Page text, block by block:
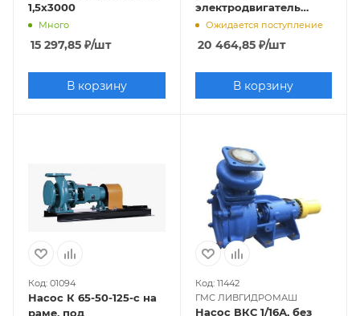
1,5х3000
Много
15 297,85 ₽/шт
В корзину
электродвигатель
4х3000
Ожидается поступление
20 464,85₽/шт
В корзину
Код: 01094
Насос К 65-50-125-с на
раме, под
Код: 11442
ГМС ЛИВГИДРОМАШ
Насос ВКС 1/16А, без